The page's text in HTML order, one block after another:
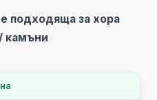
подходяща за хора
камъни